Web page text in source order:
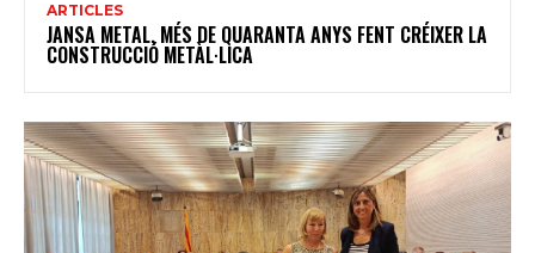
ARTICLES
JANSA METAL, MÉS DE QUARANTA ANYS FENT CRÉIXER LA
CONSTRUCCIÓ METÀL·LICA